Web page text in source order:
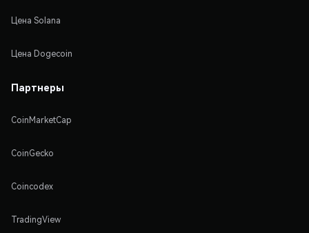
Цена Solana
Цена Dogecoin
Партнеры
CoinMarketCap
CoinGecko
Coincodex
TradingView